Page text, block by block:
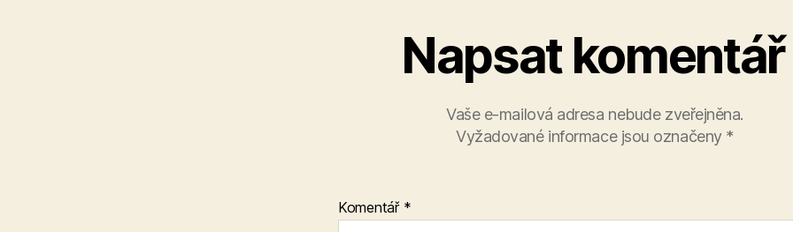
Napsat komentář
Vaše e-mailová adresa nebude zveřejněna.
Vyžadované informace jsou označeny *
Komentář *